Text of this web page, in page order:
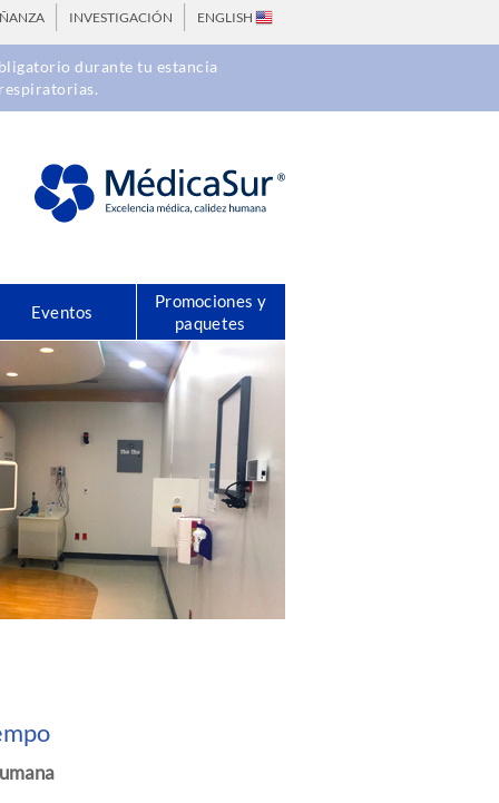
INVESTIGACIÓN ENGLISH
durante tu estancia
Eventos
Promociones y
paquetes